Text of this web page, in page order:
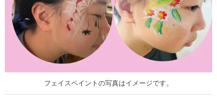
フェイスペイントの写真はイメージです。